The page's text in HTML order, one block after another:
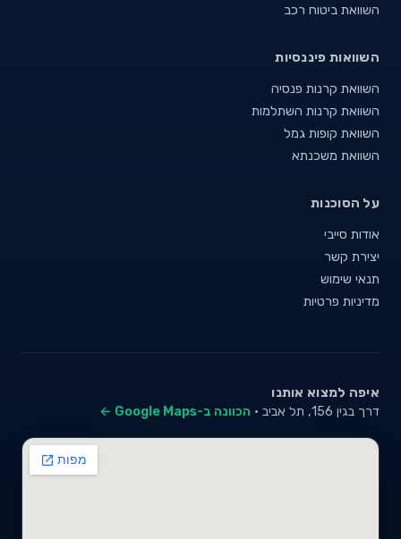
השוואת ביטוח רכב
השוואות פיננסיות
השוואת קרנות פנסיה
השוואת קרנות השתלמות
השוואת קופות גמל
השוואת משכנתא
על הסוכנות
אודות סייבי
יצירת קשר
תנאי שימוש
מדיניות פרטיות
איפה למצוא אותנו
דרך בגין 156, תל אביב · הכוונה ב-Google Maps ←